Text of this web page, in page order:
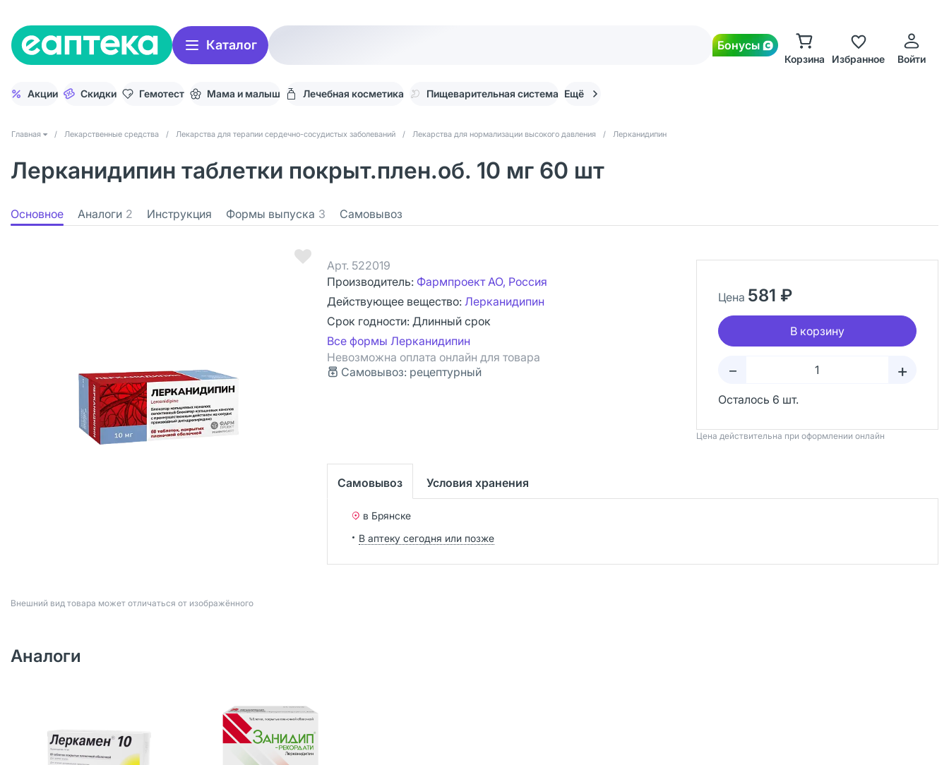
Каталог Бонусы
Корзина Избранное Войти
Акции Скидки Гемотест Мама и малыш Лечебная косметика Пищеварительная система Ещё
Главная / Лекарственные средства / Лекарства для терапии сердечно-сосудистых заболеваний / Лекарства для нормализации высокого давления / Лерканидипин
Лерканидипин таблетки покрыт.плен.об. 10 мг 60 шт
Основное Аналоги 2 Инструкция Формы выпуска 3 Самовывоз
Bнешний вид товара может отличаться от изображённого
Арт. 522019
Производитель: Фармпроект АО, Россия
Действующее вещество: Лерканидипин
Срок годности: Длинный срок
Все формы Лерканидипин
Невозможна оплата онлайн для товара
Самовывоз: рецептурный
Цена 581 ₽
В корзину
– +
Осталось 6 шт.
Цена действительна при оформлении онлайн
Самовывоз Условия хранения
в Брянске
В аптеку сегодня или позже
Аналоги